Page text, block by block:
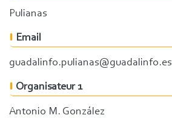
Pulianas
Email
guadalinfo.pulianas@guadalinfo.es
Organisateur 1
Antonio M. González